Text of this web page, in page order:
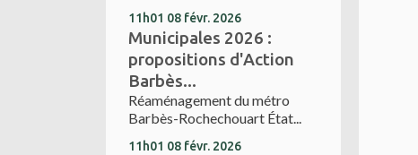
11h01 08 févr. 2026
Municipales 2026 :
propositions d'Action
Barbès...
Réaménagement du métro
Barbès-Rochechouart État...
11h01 08 févr. 2026